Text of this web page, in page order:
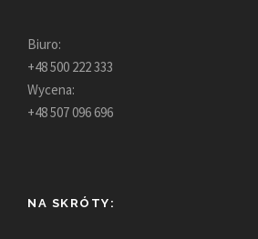
Biuro:
+48 500 222 333
Wycena:
+48 507 096 696
NA SKRÓTY: